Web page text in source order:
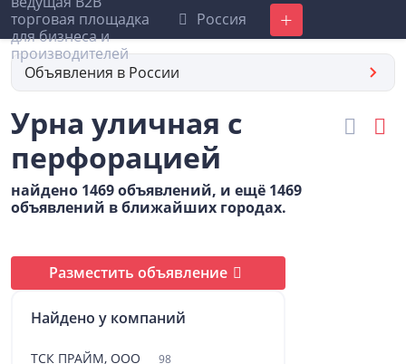
Россия Добавить
Объявления в России
Урна уличная с
перфорацией
найдено 1469 объявлений, и ещё 1469
объявлений в ближайших городах.
Разместить объявление
Найдено у компаний
ТСК ПРАЙМ, ООО 98